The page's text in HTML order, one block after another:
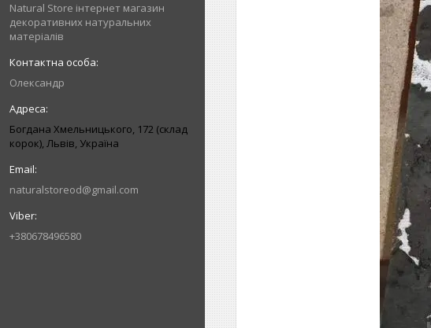
Natural Store інтернет магазин
декоративних натуральних
матеріалів
Олександр
Богдана Хмельницького, 172 (склад
корок), Львів, Україна
naturalstoreod@gmail.com
+380678496580